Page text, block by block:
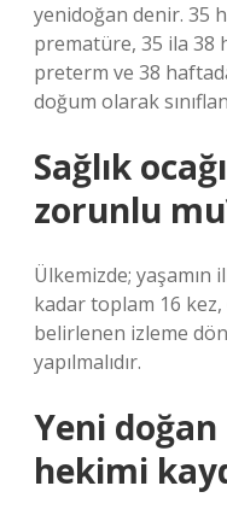
yenidoğan denir. 35
prematüre, 35 ila 38
preterm ve 38
doğum olarak
Sağlık
zorunlu
Ülkemizde; yaşamın
kadar toplam 16 kez,
belirlenen izleme
yapılmalıdır.
Yeni
hekimi